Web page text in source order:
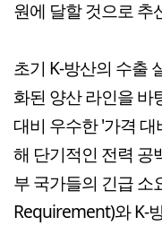
원에 달할 것으로 추
초기 K-방산의 수출
화된 양산 라인을 바
대비 우수한 '가격
해 단기적인 전력 공
부 국가들의 긴급
Requirement)와 K-